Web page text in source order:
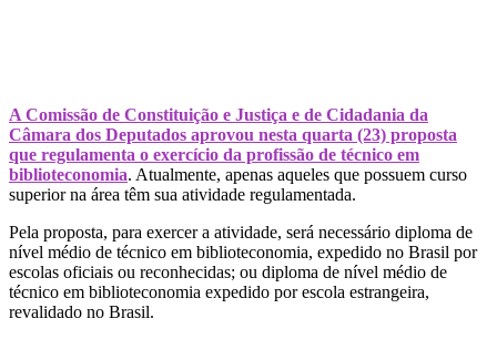
A Comissão de Constituição e Justiça e de Cidadania da
Câmara dos Deputados aprovou nesta quarta (23) proposta
que regulamenta o exercício da profissão de técnico em
biblioteconomia. Atualmente, apenas aqueles que possuem curso
superior na área têm sua atividade regulamentada.
Pela proposta, para exercer a atividade, será necessário diploma de
nível médio de técnico em biblioteconomia, expedido no Brasil por
escolas oficiais ou reconhecidas; ou diploma de nível médio de
técnico em biblioteconomia expedido por escola estrangeira,
revalidado no Brasil.